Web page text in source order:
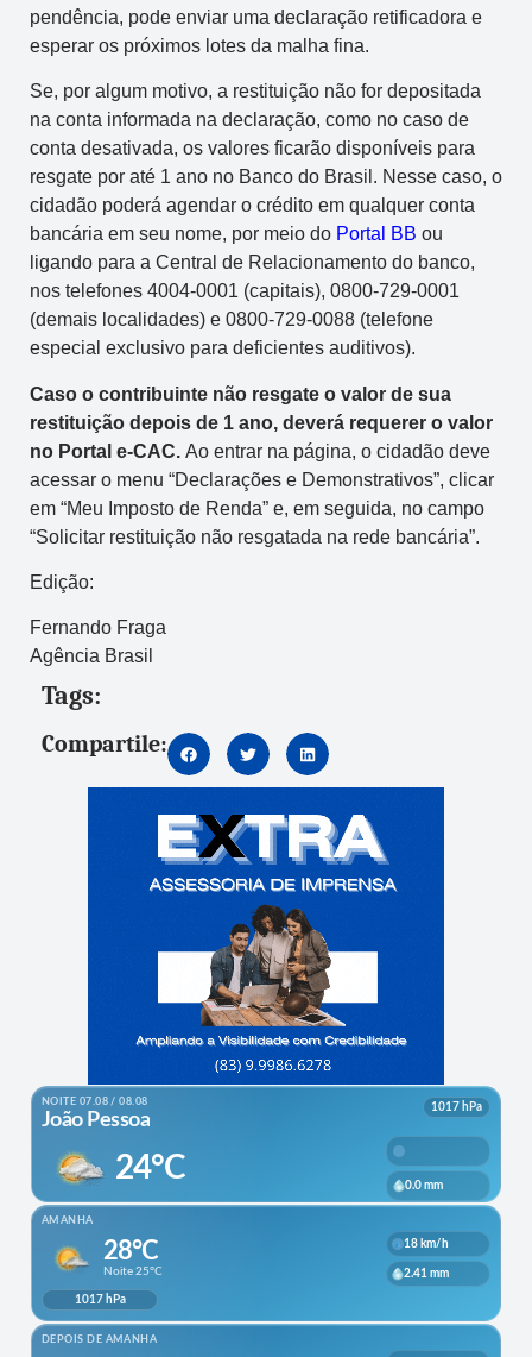
pendência, pode enviar uma declaração retificadora e
esperar os próximos lotes da malha fina.
Se, por algum motivo, a restituição não for depositada
na conta informada na declaração, como no caso de
conta desativada, os valores ficarão disponíveis para
resgate por até 1 ano no Banco do Brasil. Nesse caso, o
cidadão poderá agendar o crédito em qualquer conta
bancária em seu nome, por meio do Portal BB ou
ligando para a Central de Relacionamento do banco,
nos telefones 4004-0001 (capitais), 0800-729-0001
(demais localidades) e 0800-729-0088 (telefone
especial exclusivo para deficientes auditivos).
Caso o contribuinte não resgate o valor de sua
restituição depois de 1 ano, deverá requerer o valor
no Portal e-CAC. Ao entrar na página, o cidadão deve
acessar o menu “Declarações e Demonstrativos”, clicar
em “Meu Imposto de Renda” e, em seguida, no campo
“Solicitar restituição não resgatada na rede bancária”.
Edição:
Fernando Fraga
Agência Brasil
Tags:
Compartile: